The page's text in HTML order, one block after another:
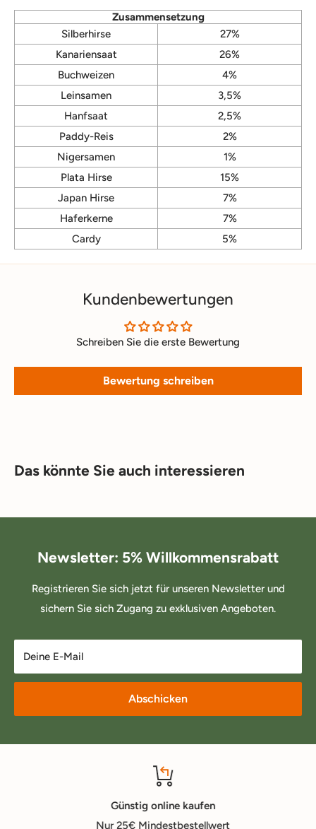
Zusammensetzung
Silberhirse
27%
Kanariensaat
26%
Buchweizen
4%
Leinsamen
3,5%
Hanfsaat
2,5%
Paddy-Reis
2%
Nigersamen
1%
Plata Hirse
15%
Japan Hirse
7%
Haferkerne
7%
Cardy
5%
Kundenbewertungen
Schreiben Sie die erste Bewertung
Bewertung schreiben
Das könnte Sie auch interessieren
Newsletter: 5% Willkommensrabatt
Registrieren Sie sich jetzt für unseren Newsletter und
sichern Sie sich Zugang zu exklusiven Angeboten.
Deine E-Mail
Abschicken
Günstig online kaufen
Nur 25€ Mindestbestellwert